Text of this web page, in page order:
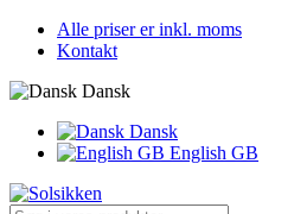
Alle priser er inkl. moms
Kontakt
Dansk
Dansk
English GB